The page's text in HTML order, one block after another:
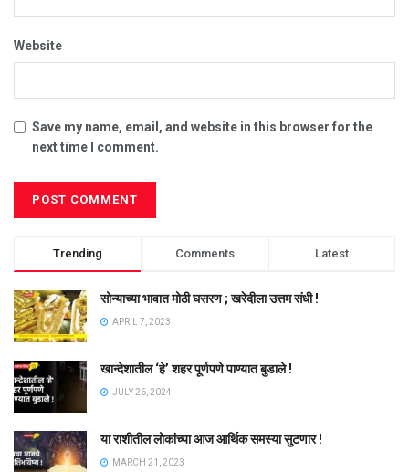
Website
Save my name, email, and website in this browser for the
next time I comment.
Trending Comments Latest
सोन्याच्या भावात मोठी घसरण ; खरेदीला उत्तम संधी !
APRIL 7, 2023
खान्देशातील ‘हे’ शहर पूर्णपणे पाण्यात बुडाले !
JULY 26, 2024
या राशीतील लोकांच्या आज आर्थिक समस्या सुटणार !
MARCH 21, 2023